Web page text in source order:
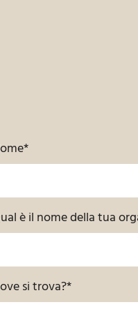
*
è il nome della tua
si trova?*